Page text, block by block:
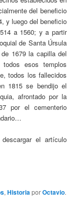
del beneficio
y luego del beneficio
a 1560; y a partir
de Santa Úrsula
1679 la capilla del
esos templos
todos los fallecidos
1815 se bendijo el
afrontado por la
por el cementerio
el artículo
,HistoriaporOctavio.